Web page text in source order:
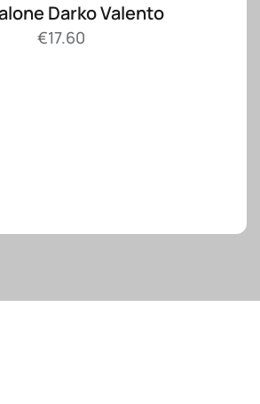
Darko Valento
€17.60